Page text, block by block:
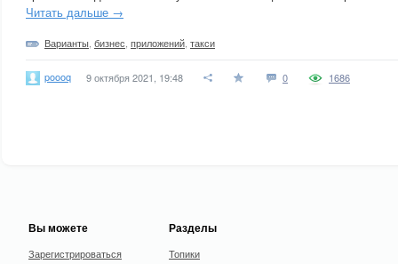
Читать дальше →
Варианты бизнес приложений такси
poooq 9 октября 2021, 19:48 0 1686
Вы можете
Зарегистрироваться
Разделы
Топики